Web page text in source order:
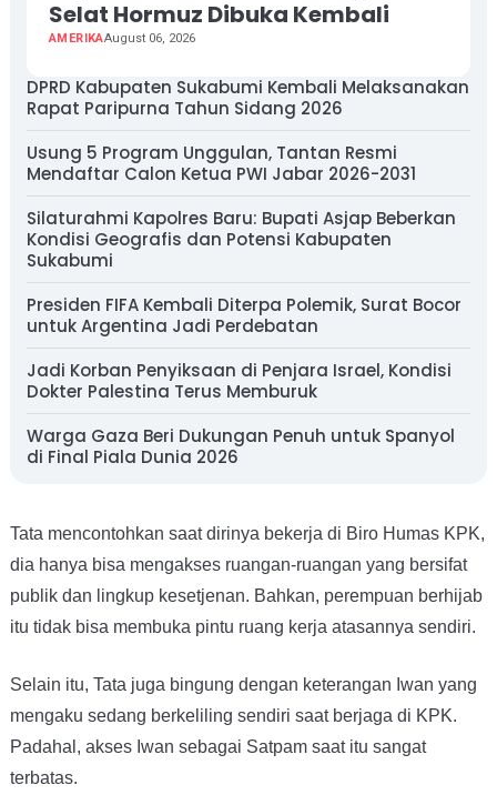
Selat Hormuz Dibuka Kembali
AMERIKAAugust 06, 2026
DPRD Kabupaten Sukabumi Kembali Melaksanakan
Rapat Paripurna Tahun Sidang 2026
Usung 5 Program Unggulan, Tantan Resmi
Mendaftar Calon Ketua PWI Jabar 2026-2031
Silaturahmi Kapolres Baru: Bupati Asjap Beberkan
Kondisi Geografis dan Potensi Kabupaten
Sukabumi
Presiden FIFA Kembali Diterpa Polemik, Surat Bocor
untuk Argentina Jadi Perdebatan
Jadi Korban Penyiksaan di Penjara Israel, Kondisi
Dokter Palestina Terus Memburuk
Warga Gaza Beri Dukungan Penuh untuk Spanyol
di Final Piala Dunia 2026
Tata mencontohkan saat dirinya bekerja di Biro Humas KPK,
dia hanya bisa mengakses ruangan-ruangan yang bersifat
publik dan lingkup kesetjenan. Bahkan, perempuan berhijab
itu tidak bisa membuka pintu ruang kerja atasannya sendiri.
Selain itu, Tata juga bingung dengan keterangan Iwan yang
mengaku sedang berkeliling sendiri saat berjaga di KPK.
Padahal, akses Iwan sebagai Satpam saat itu sangat
terbatas.